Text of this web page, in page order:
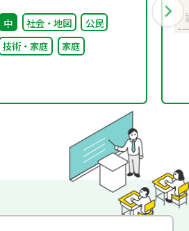
る『お金の働き』」
中 社会・地図
公民
技術・家庭
家庭